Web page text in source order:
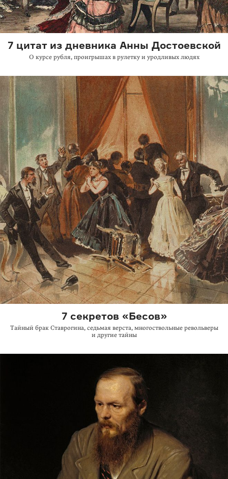
7 цитат из дневника Анны Достоевской
О курсе рубля, проигрышах в рулетку и уродливых людях
7 секретов «Бесов»
Тайный брак Ставрогина, седьмая верста, многоствольные револьверы
и другие тайны